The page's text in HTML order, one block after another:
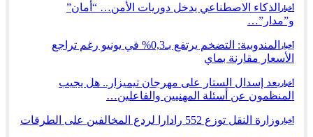
أخبار
الذكاء الاصطناعي يدخل دوريات الأمن… “أمان”
و”مدار”…
أخبار
المندوبية: التضخم يرتفع بـ0,3% في يونيو رغم تراجع
الأسعار مقارنة بماي
أخبار بعد إسدال الستار على مهرجان تيميزار.. هل يجيب
المنظمون عن أسئلة المهنيين والفاعلين…
أخبار وزارة النقل توزع 552 رادارا لردع المخالفين على الطرقات